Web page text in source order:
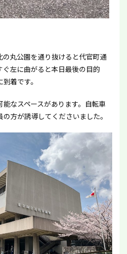
の丸公園を通り抜けると代官町通
ぐ左に曲がると本日最後の目的
着です。
なスペースがあります。自転車
方が誘導してくださいました。